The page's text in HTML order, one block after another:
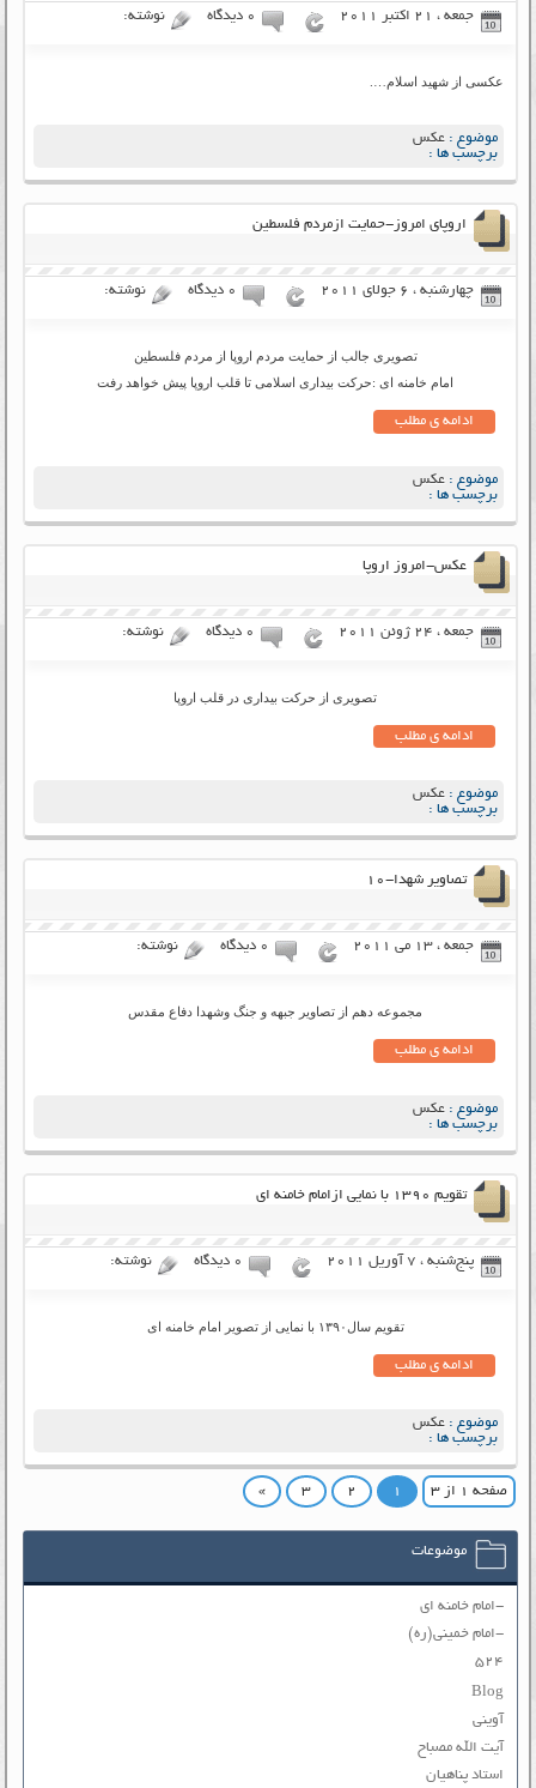
جمعه ، 21 اکتبر 2011 ۰ دیدگاه نوشته:
عکسی از شهید اسلام….
موضوع :عکس
برچسب ها :
اروپای امروز-حمایت ازمردم فلسطین
چهارشنبه ، 6 جولای 2011 ۰ دیدگاه نوشته:
تصویری جالب از حمایت مردم اروپا از مردم فلسطین
امام خامنه ای :حرکت بیداری اسلامی تا قلب اروپا پیش خواهد رفت
ادامه ی مطلب
موضوع :عکس
برچسب ها :
عکس-امروز اروپا
جمعه ، 24 ژوئن 2011 ۰ دیدگاه نوشته:
تصویری از حرکت بیداری در قلب اروپا
ادامه ی مطلب
موضوع :عکس
برچسب ها :
تصاویر شهدا-۱۰
جمعه ، 13 می 2011 ۰ دیدگاه نوشته:
مجموعه دهم از تصاویر جبهه و جنگ وشهدا دفاع مقدس
ادامه ی مطلب
موضوع :عکس
برچسب ها :
تقویم ۱۳۹۰ با نمایی ازامام خامنه ای
پنج‌شنبه ، 7 آوریل 2011 ۰ دیدگاه نوشته:
تقویم سال۱۳۹۰ با نمایی از تصویر امام خامنه ای
ادامه ی مطلب
موضوع :عکس
برچسب ها :
صفحه ۱ از ۳ ۱ ۲ ۳ »
موضوعات
-امام خامنه ای
-امام خمینی(ره)
۵۲۴
Blog
آوینی
آیت الله مصباح
استاد پناهیان